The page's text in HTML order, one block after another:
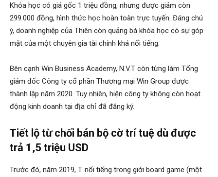
Khóa học có giá gốc 1 triệu đồng, nhưng được giảm còn
299.000 đồng, hình thức học hoàn toàn trực tuyến. Đáng chú
ý, doanh nghiệp của Thiên còn quảng bá khóa học có sự góp
mặt của một chuyên gia tài chính khá nổi tiếng.
Bên cạnh Win Business Academy, N.V.T còn từng làm Tổng
giám đốc Công ty cổ phần Thương mại Win Group được
thành lập năm 2020. Tuy nhiên, hiện công ty không còn hoạt
động kinh doanh tại địa chỉ đã đăng ký.
Tiết lộ từ chối bán bộ cờ trí tuệ dù được
trả 1,5 triệu USD
Trước đó, năm 2019, T. nổi tiếng trong giới board game (một